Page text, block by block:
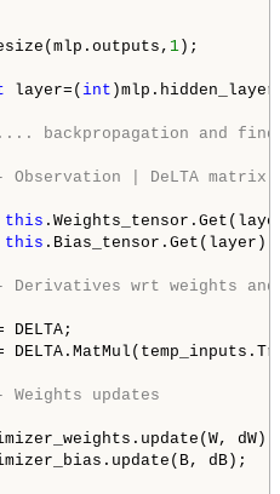
1 );
layer=( int
backpropagation and
| DeLTA
this
this .Bias_tensor.Get(layer);
wrt weights
updates
dW);
dB);